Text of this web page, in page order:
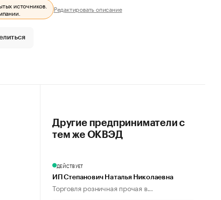
источников.
Редактировать описание
Другие предприниматели с
тем же ОКВЭД
ДЕЙСТВУЕТ
ИП Степанович Наталья Николаевна
Торговля розничная прочая в...